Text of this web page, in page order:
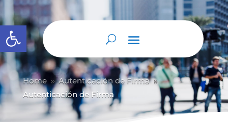
Abrir barra de herramientas
Home 9 Autenticación de Firma 9
Autenticación de Firma